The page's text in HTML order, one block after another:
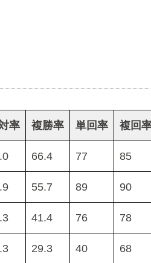
率 複勝率 単回率 複回
66.4 77 85
55.7 89 90
41.4 76 78
29.3 40 68